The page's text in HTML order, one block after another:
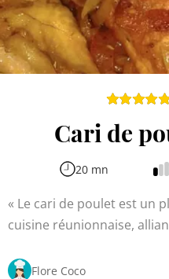
Cari de
20 mn
Le cari de poulet est un
cuisine réunionnaise,
au cœur de l'île avec ses
Flore Coco